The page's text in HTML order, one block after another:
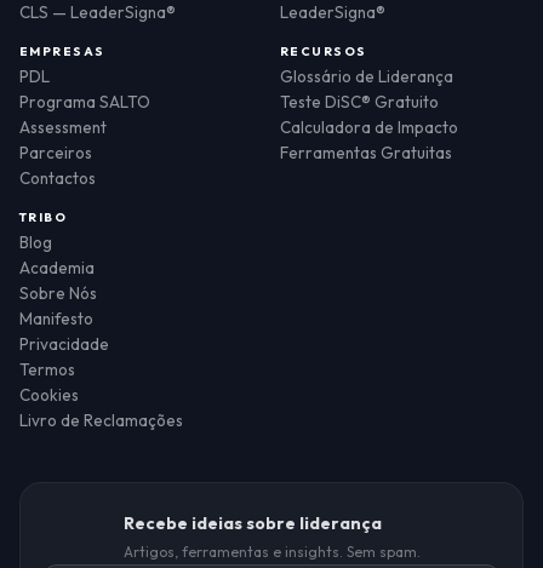
CLS — LeaderSigna®
LeaderSigna®
EMPRESAS
PDL
Programa SALTO
Assessment
Parceiros
Contactos
RECURSOS
Glossário de Liderança
Teste DiSC® Gratuito
Calculadora de Impacto
Ferramentas Gratuitas
TRIBO
Blog
Academia
Sobre Nós
Manifesto
Privacidade
Termos
Cookies
Livro de Reclamações
Recebe ideias sobre liderança
Artigos, ferramentas e insights. Sem spam.